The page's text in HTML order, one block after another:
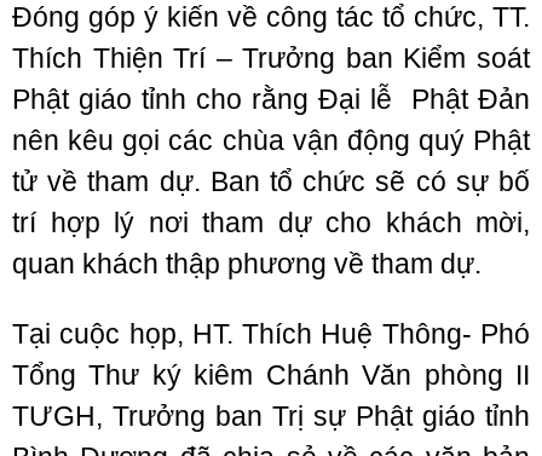
Đóng góp ý kiến về công tác tổ chức, TT.
Thích Thiện Trí – Trưởng ban Kiểm soát
Phật giáo tỉnh cho rằng Đại lễ Phật Đản
nên kêu gọi các chùa vận động quý Phật
tử về tham dự. Ban tổ chức sẽ có sự bố
trí hợp lý nơi tham dự cho khách mời,
quan khách thập phương về tham dự.
Tại cuộc họp, HT. Thích Huệ Thông- Phó
Tổng Thư ký kiêm Chánh Văn phòng II
TƯGH, Trưởng ban Trị sự Phật giáo tỉnh